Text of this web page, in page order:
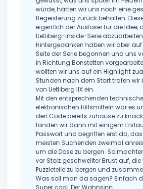
würde, hätten wir uns noch eine
Begeisterung zurück behalten.
eigentlch der Auslöser für die Idee,
Uetliberg-inside-Serie
Hintergedanken haben wir aber
Seite der Serie begonnen und uns
in Richtung Bonstetten
wollten wir uns auf ein Highlight
Stunden nach dem Start trafen wir
von Uetliberg IIX ein.
Mit den entsprechenden
elektronischen Hilfsmitteln war es
den Code bereits zuhause zu
fanden wir dann mit einigem
Passwort und begriffen erst da,
meisten Suchenden zweimal
um die Dose zu bergen. So
vor Stolz geschwellter Brust auf, die
Puzzleteile zu bergen und
Was soll man da sagen? Einfach